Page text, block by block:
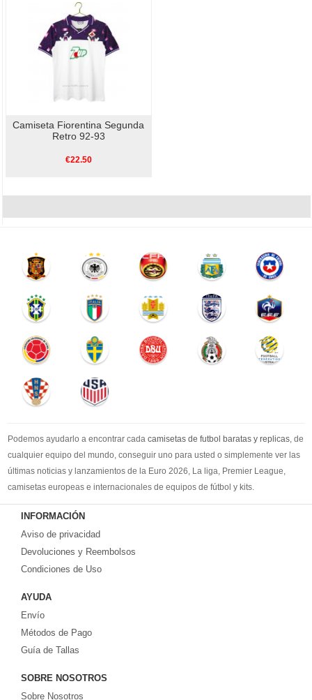
Camiseta Fiorentina Segunda
Retro 92-93
€22.50
Podemos ayudarlo a encontrar cada camisetas de futbol baratas y replicas, de
cualquier equipo del mundo, conseguir uno para usted o simplemente ver las
últimas noticias y lanzamientos de la Euro 2026, La liga, Premier League,
camisetas europeas e internacionales de equipos de fútbol y kits.
Comprecamisetas de futbol baratasen la tienda deportiva más grande de
Europa. ¡Grandes ofertas en todas las camisetas del club de fútbol, ​​kits
europeos e internacionales, todo a los precios más bajos!
Compre nuestra gran selección de
equipaciones, camisetas y un portero a partir de €17.6. Diseños de fútbol
INFORMACIÓN
Aviso de privacidad
Devoluciones y Reembolsos
Condiciones de Uso
AYUDA
Envío
Métodos de Pago
Guía de Tallas
SOBRE NOSOTROS
Sobre Nosotros